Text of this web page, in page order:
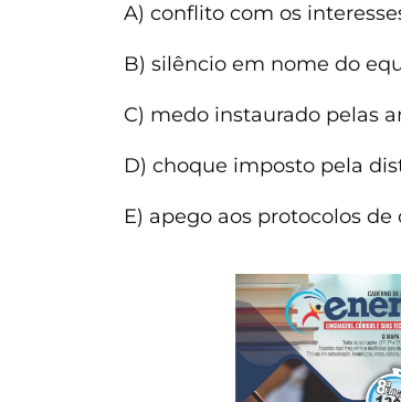
A) conflito com os
B) silêncio em nome do
C) medo instaurado pelas
D) choque imposto pela
E) apego aos protocolos